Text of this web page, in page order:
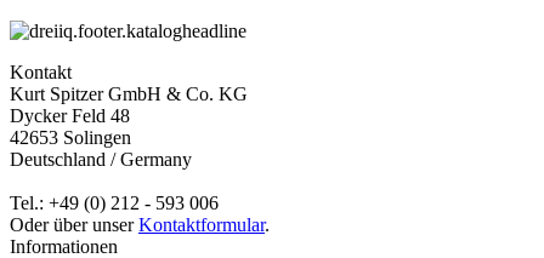
Kontakt
Kurt Spitzer GmbH & Co. KG
Dycker Feld 48
42653 Solingen
Deutschland / Germany
Tel.: +49 (0) 212 - 593 006
Oder über unserKontaktformular.
Informationen